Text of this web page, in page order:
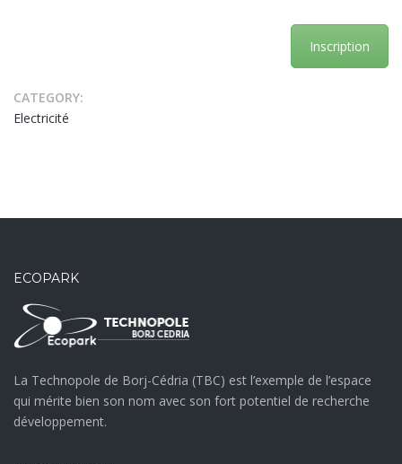
Inscription
CATEGORY:
Electricité
ECOPARK
La Technopole de Borj-Cédria (TBC) est l’exemple de l’espace
qui mérite bien son nom avec son fort potentiel de recherche
développement.